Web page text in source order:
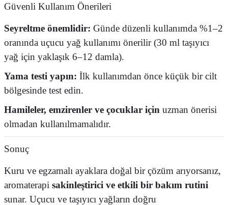
Güvenli Kullanım Önerileri
Seyreltme önemlidir: Günde düzenli kullanımda %1–2
oranında uçucu yağ kullanımı önerilir (30 ml taşıyıcı
yağ için yaklaşık 6–12 damla).
Yama testi yapın: İlk kullanımdan önce küçük bir cilt
bölgesinde test edin.
Hamileler, emzirenler ve çocuklar için uzman önerisi
olmadan kullanılmamalıdır.
Sonuç
Kuru ve egzamalı ayaklara doğal bir çözüm arıyorsanız,
aromaterapi sakinleştirici ve etkili bir bakım rutini
sunar. Uçucu ve taşıyıcı yağların doğru